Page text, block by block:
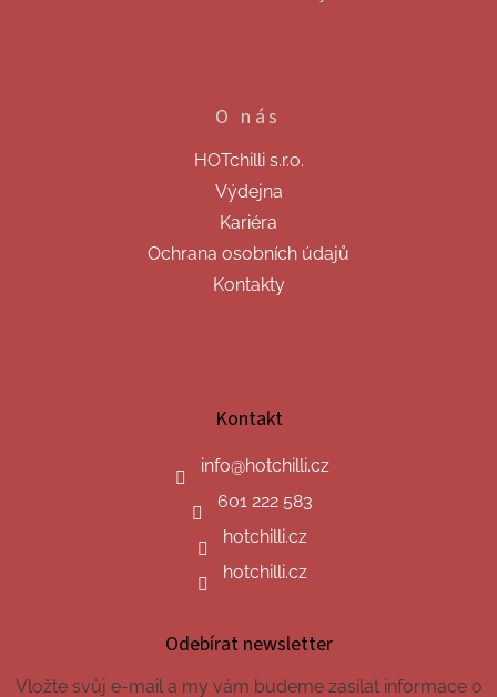
O nás
HOTchilli s.r.o.
Výdejna
Kariéra
Ochrana osobních údajů
Kontakty
Kontakt
info@hotchilli.cz
601 222 583
hotchilli.cz
hotchilli.cz
Odebírat newsletter
Vložte svůj e-mail a my vám budeme zasílat informace o